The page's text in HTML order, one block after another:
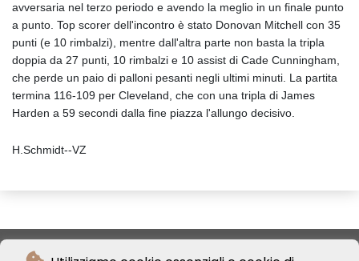
avversaria nel terzo periodo e avendo la meglio in un finale punto
a punto. Top scorer dell'incontro è stato Donovan Mitchell con 35
punti (e 10 rimbalzi), mentre dall'altra parte non basta la tripla
doppia da 27 punti, 10 rimbalzi e 10 assist di Cade Cunningham,
che perde un paio di palloni pesanti negli ultimi minuti. La partita
termina 116-109 per Cleveland, che con una tripla di James
Harden a 59 secondi dalla fine piazza l'allungo decisivo.
H.Schmidt--VZ